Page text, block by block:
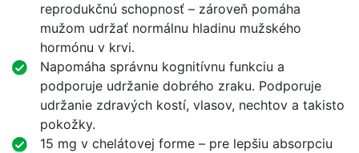
reprodukčnú schopnosť – zároveň pomáha
mužom udržať normálnu hladinu mužského
hormónu v krvi.
Napomáha správnu kognitívnu funkciu a
podporuje udržanie dobrého zraku. Podporuje
udržanie zdravých kostí, vlasov, nechtov a takisto
pokožky.
15 mg v chelátovej forme – pre lepšiu absorpciu